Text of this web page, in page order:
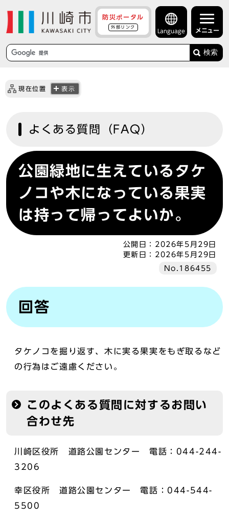
防災ポータル
外部リンク
Language メニュー
検索
現在位置 表示
よくある質問（FAQ）
公園緑地に生えているタケ
ノコや木になっている果実
は持って帰ってよいか。
公開日： 2026年5月29日
更新日： 2026年5月29日
No.186455
回答
タケノコを掘り返す、木に実る果実をもぎ取るなど
の行為はご遠慮ください。
このよくある質問に対するお問い
合わせ先
川崎区役所 道路公園センター 電話：044-244-
3206
幸区役所 道路公園センター 電話：044-544-
5500